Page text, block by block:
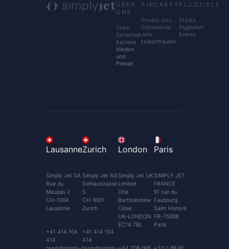
ÜBER
UNS
Team
Sicherheit
Karriere
Medien
und
Presse
AIRCRAFT
Private Jets
Commercial
Jets
Hubschrauber
FLUGZIELE
Städte
Flughäfen
Events
Lausanne
Simply Jet SA
Rue du
Maupas 2
CH-1004
Lausanne
+41 414 104
414
Zurich
Simply Jet AG
Selnaustrasse
5
CH-8001
Zurich
+41 414 104
414
London
Simply Jet UK
Limited
One
Bartholomew
Close
UK-LONDON
EC1A 7BL
Paris
SIMPLY JET
FRANCE
91 rue du
Faubourg
Saint Honoré
FR-75008
Paris